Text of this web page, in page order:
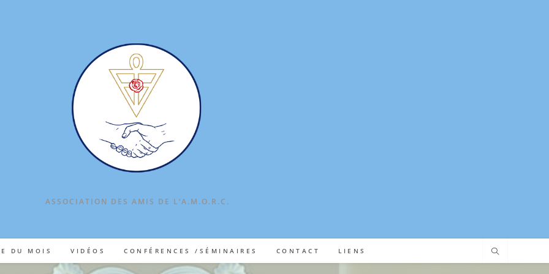
ASSOCIATION DES AMIS DE L‘A.M.O.R.C.
DU MOIS VIDÉOS CONFÉRENCES /SÉMINAIRES CONTACT LIENS